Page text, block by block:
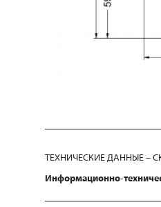
ТЕХНИЧЕСКИЕ ДАННЫЕ –
Информационно-